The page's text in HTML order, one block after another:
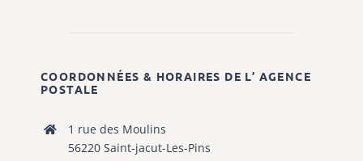
COORDONNÉES & HORAIRES DE L’ AGENCE
POSTALE
1 rue des Moulins
56220 Saint-jacut-Les-Pins